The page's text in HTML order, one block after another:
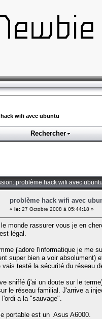
wifi avec ubuntu
Rechercher
problème hack wifi avec
problème hack wifi avec
« le: 27 Octobre 2008 à 05:44:18 »
monde rassurer vous je en
légal.
j'adore l'informatique je me
super bien a voir absolument)
vais testé la sécurité du réseau
sniffé (j'ai un doute sur le
le réseau familial. J'arrive a
a la "sauvage".
portable est un Asus A6000.